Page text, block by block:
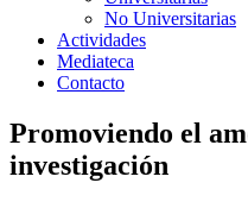
No Universitarias
Actividades
Mediateca
Contacto
Promoviendo el
investigación